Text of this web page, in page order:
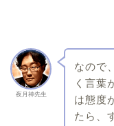
夜月神先生
なので
く言葉
は態度
たら、